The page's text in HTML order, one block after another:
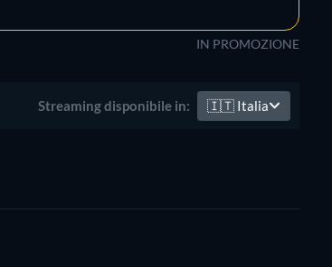
IN PROMOZIONE
Streaming disponibile in: 🇮🇹 Italia